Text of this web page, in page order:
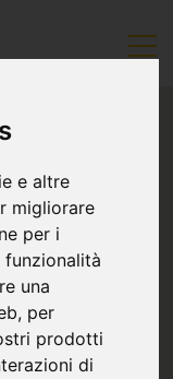
e altre
migliorare
per i
una
, per
prodotti
di